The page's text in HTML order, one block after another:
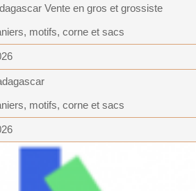
Vente en gros et grossiste
motifs, corne et sacs
motifs, corne et sacs